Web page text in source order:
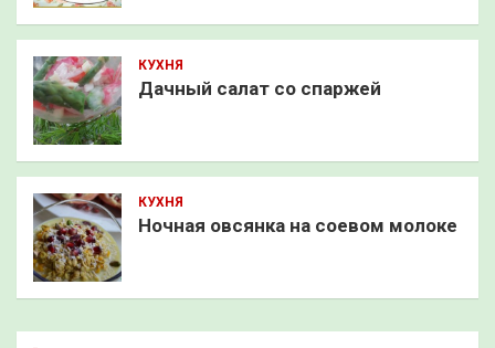
КУХНЯ
Дачный салат со спаржей
КУХНЯ
Ночная овсянка на соевом молоке